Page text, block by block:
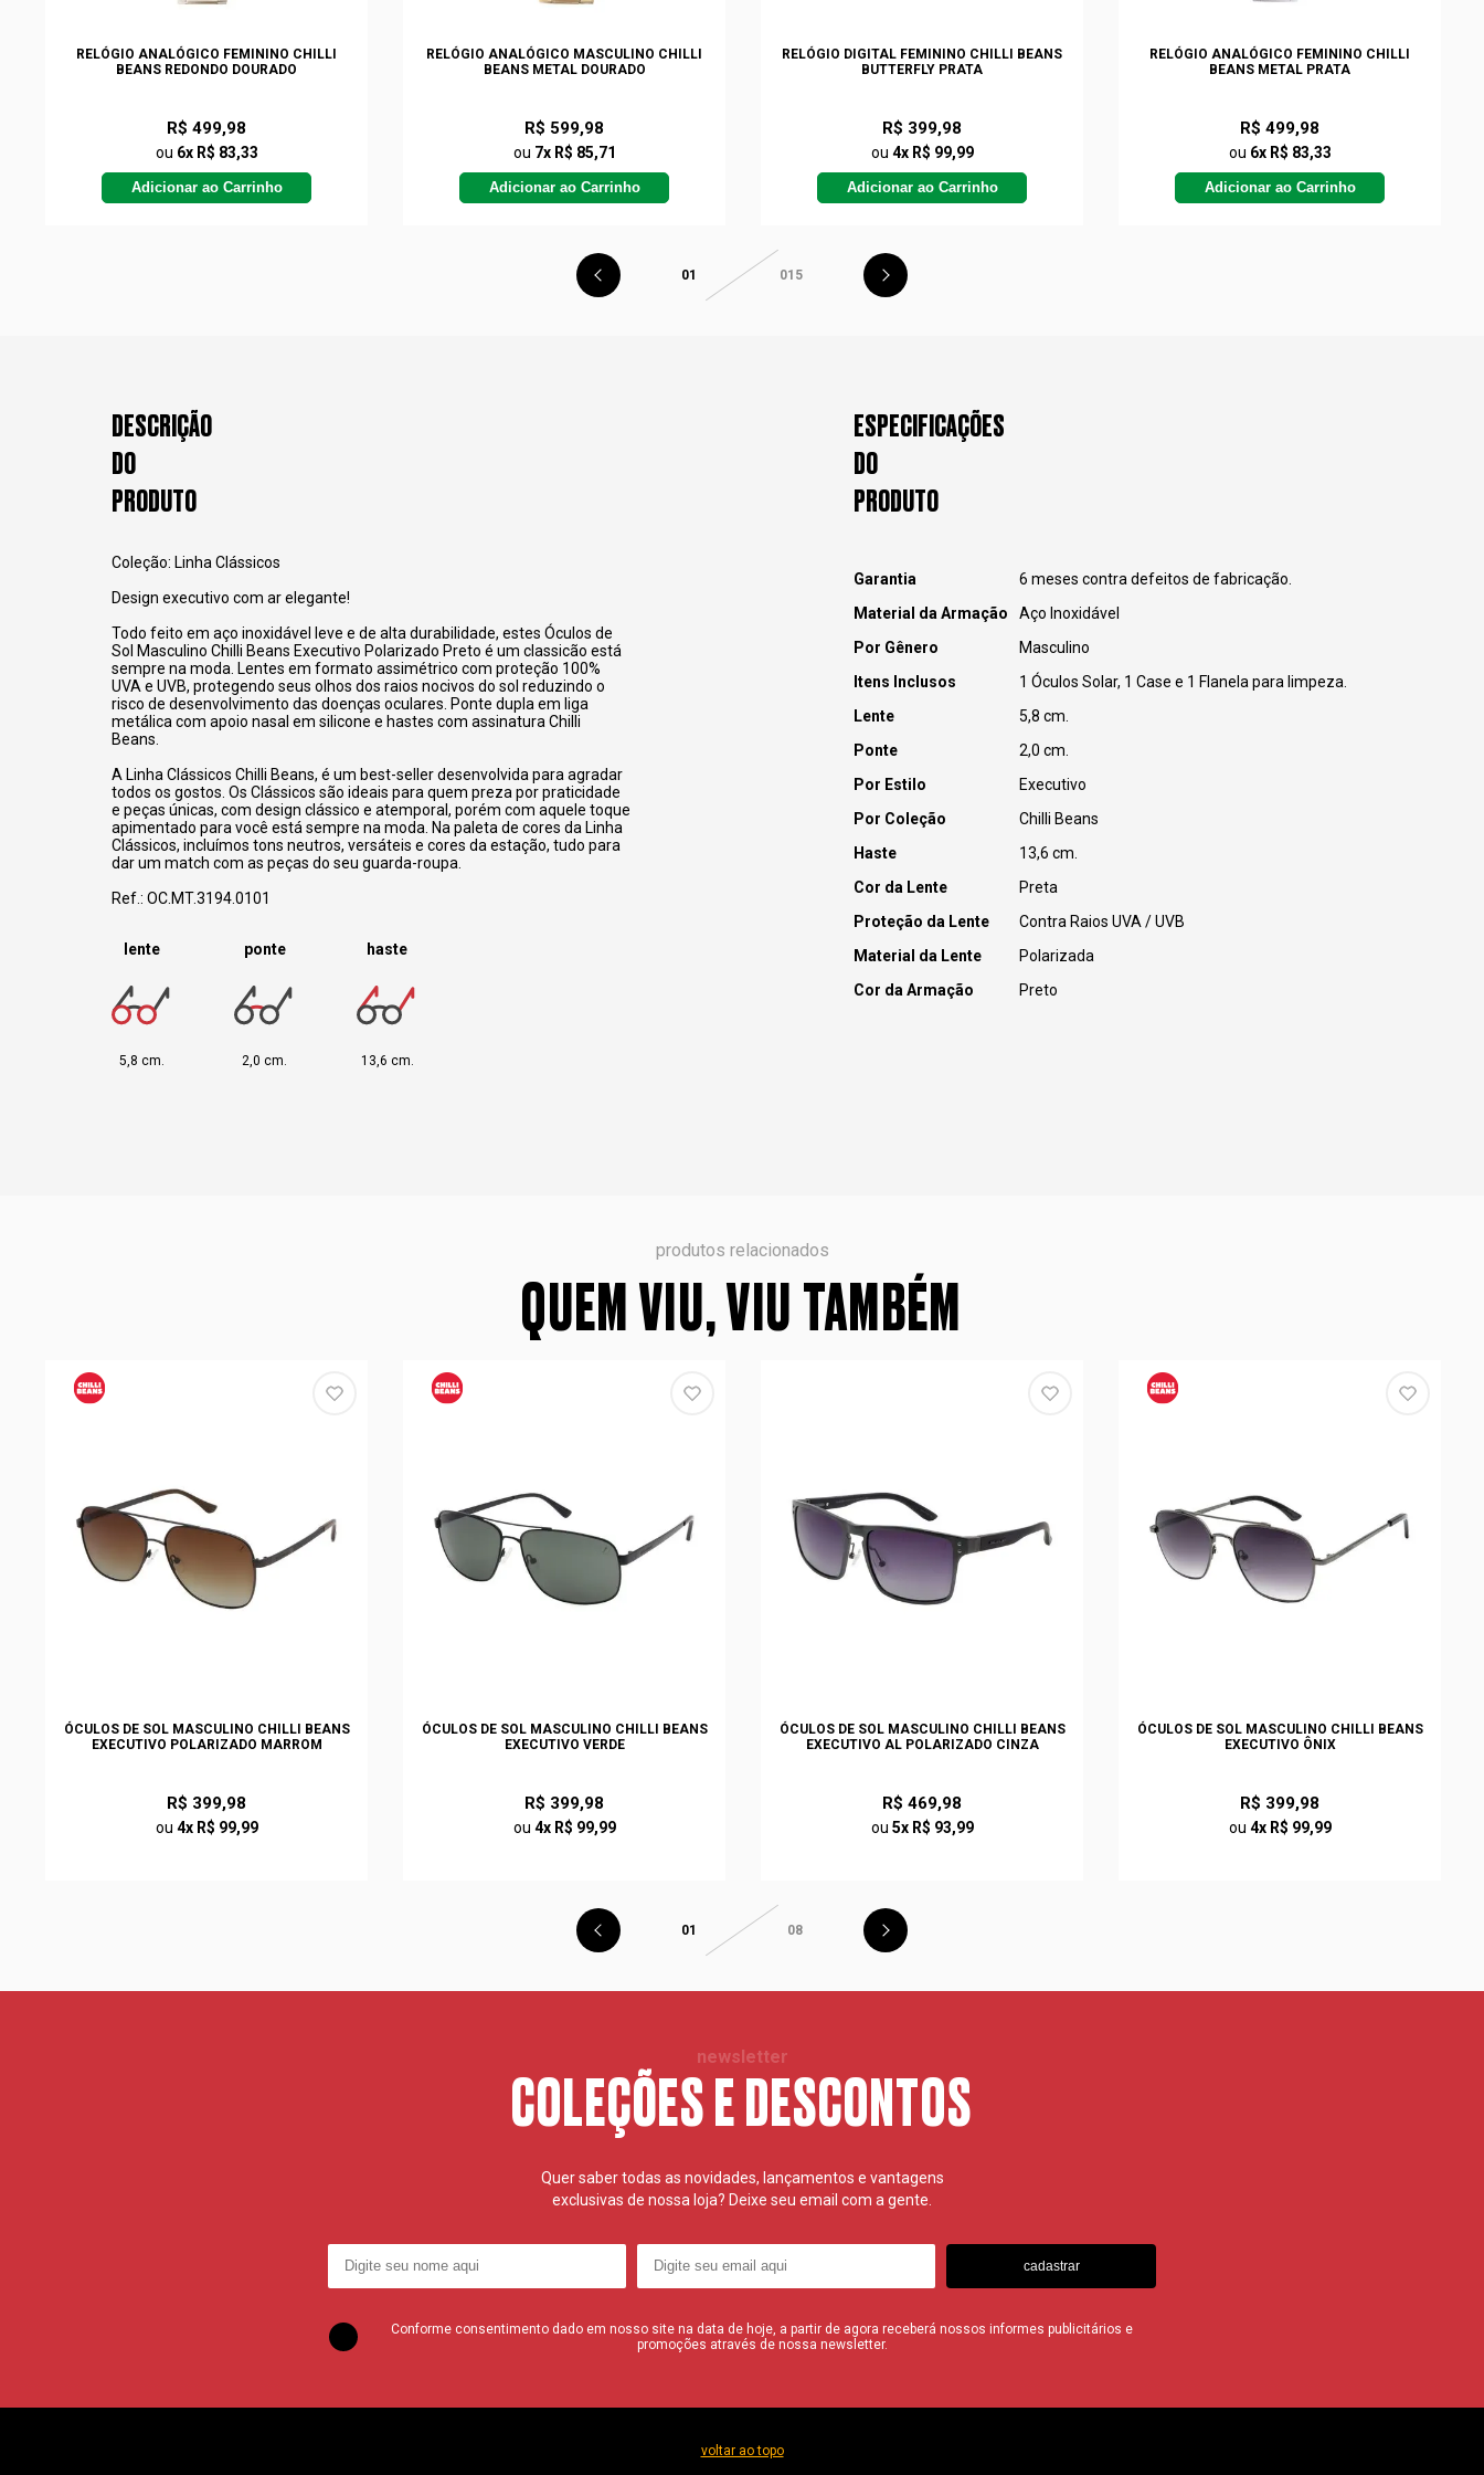
RELÓGIO ANALÓGICO FEMININO CHILLI
BEANS REDONDO DOURADO
R$ 499,98
ou 6x R$ 83,33
Adicionar ao Carrinho
RELÓGIO ANALÓGICO MASCULINO CHILLI
BEANS METAL DOURADO
R$ 599,98
ou 7x R$ 85,71
Adicionar ao Carrinho
RELÓGIO DIGITAL FEMININO CHILLI BEANS
BUTTERFLY PRATA
R$ 399,98
ou 4x R$ 99,99
Adicionar ao Carrinho
RELÓGIO ANALÓGICO FEMININO CHILLI
BEANS METAL PRATA
R$ 499,98
ou 6x R$ 83,33
Adicionar ao Carrinho
01 015
DESCRIÇÃO
DO
PRODUTO
Coleção: Linha Clássicos
Design executivo com ar elegante!
Todo feito em aço inoxidável leve e de alta durabilidade, estes Óculos de
Sol Masculino Chilli Beans Executivo Polarizado Preto é um classicão está
sempre na moda. Lentes em formato assimétrico com proteção 100%
UVA e UVB, protegendo seus olhos dos raios nocivos do sol reduzindo o
risco de desenvolvimento das doenças oculares. Ponte dupla em liga
metálica com apoio nasal em silicone e hastes com assinatura Chilli
Beans.
A Linha Clássicos Chilli Beans, é um best-seller desenvolvida para agradar
todos os gostos. Os Clássicos são ideais para quem preza por praticidade
e peças únicas, com design clássico e atemporal, porém com aquele toque
apimentado para você está sempre na moda. Na paleta de cores da Linha
Clássicos, incluímos tons neutros, versáteis e cores da estação, tudo para
dar um match com as peças do seu guarda-roupa.
Ref.: OC.MT.3194.0101
lente
5,8 cm.
ponte
2,0 cm.
haste
13,6 cm.
ESPECIFICAÇÕES
DO
PRODUTO
Garantia
6 meses contra defeitos de fabricação.
Material da Armação
Aço Inoxidável
Por Gênero
Masculino
Itens Inclusos
1 Óculos Solar, 1 Case e 1 Flanela para limpeza.
Lente
5,8 cm.
Ponte
2,0 cm.
Por Estilo
Executivo
Por Coleção
Chilli Beans
Haste
13,6 cm.
Cor da Lente
Preta
Proteção da Lente
Contra Raios UVA / UVB
Material da Lente
Polarizada
Cor da Armação
Preto
produtos relacionados
QUEM VIU, VIU TAMBÉM
ÓCULOS DE SOL MASCULINO CHILLI BEANS
EXECUTIVO POLARIZADO MARROM
R$ 399,98
ou 4x R$ 99,99
ÓCULOS DE SOL MASCULINO CHILLI BEANS
EXECUTIVO VERDE
R$ 399,98
ou 4x R$ 99,99
ÓCULOS DE SOL MASCULINO CHILLI BEANS
EXECUTIVO AL POLARIZADO CINZA
R$ 469,98
ou 5x R$ 93,99
ÓCULOS DE SOL MASCULINO CHILLI BEANS
EXECUTIVO ÔNIX
R$ 399,98
ou 4x R$ 99,99
01 08
newsletter
COLEÇÕES E DESCONTOS
Quer saber todas as novidades, lançamentos e vantagens
exclusivas de nossa loja? Deixe seu email com a gente.
cadastrar
Conforme consentimento dado em nosso site na data de hoje, a partir de agora receberá nossos informes publicitários e
promoções através de nossa newsletter.
voltar ao topo